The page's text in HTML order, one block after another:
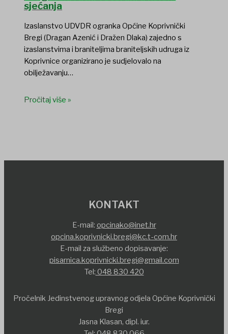
sjećanja
Izaslanstvo UDVDR ogranka Općine Koprivnički
Bregi (Dragan Azenić i Dražen Dlaka) zajedno s
izaslanstvima i braniteljima braniteljskih udruga iz
Koprivnice organizirano je sudjelovalo na
obilježavanju…
Pročitaj više »
KONTAKT
E-mail: opcinako@inet.hr
opcina.koprivnicki.bregi@kc.t-com.hr
E-mail za službeno dopisavanje:
pisarnica.koprivnicki.bregi@gmail.com
Tel: 048 830 420
Pročelnik Jedinstvenog upravnog odjela Općine Koprivnički
Bregi
Jasna Klasan, dipl. iur.